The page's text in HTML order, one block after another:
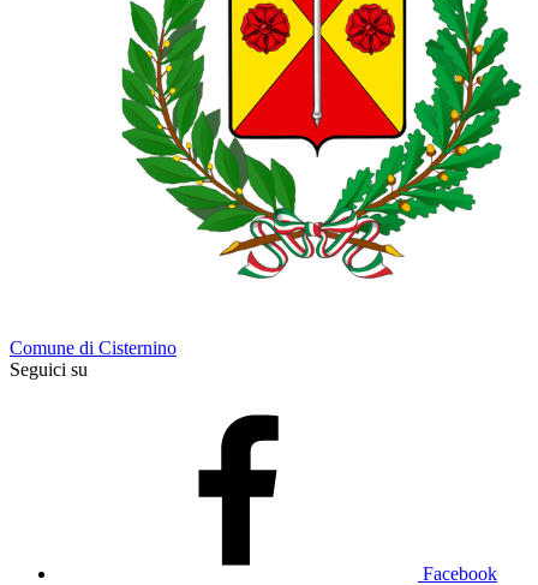
Comune di Cisternino
Seguici su
Facebook